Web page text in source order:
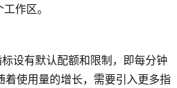
作区。
设有默认配额和限制，即每分钟
着使用量的增长，需要引入更多指